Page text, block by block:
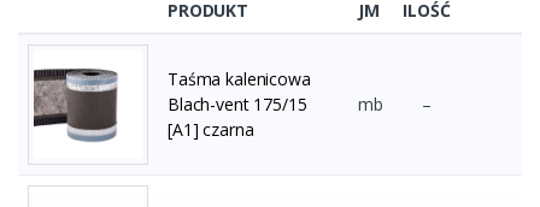
PRODUKT JM ILOŚĆ
Taśma kalenicowa
Blach-vent 175/15
[A1] czarna
mb –